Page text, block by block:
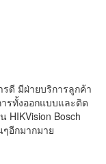
ดี มีฝ่ายบริการลูกค้า
รทั้งออกแบบและติด
HIKVision Bosch
ๆอีกมากมาย